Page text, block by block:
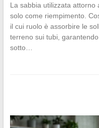
La sabbia utilizzata attorno
solo come riempimento.
il cui ruolo è assorbire le
terreno sui tubi,
sotto…